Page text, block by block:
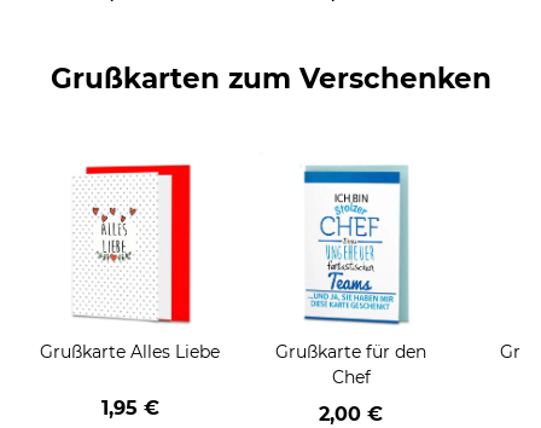
Grußkarten zum Verschenken
Grußkarte Alles Liebe
1,95 €
Grußkarte für den
Chef
2,00 €